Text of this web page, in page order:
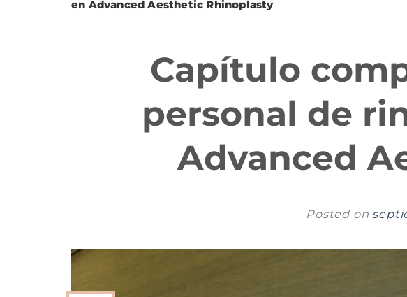
en Advanced Aesthetic Rhinoplasty
Capítulo
personal de
Advanced
Posted on